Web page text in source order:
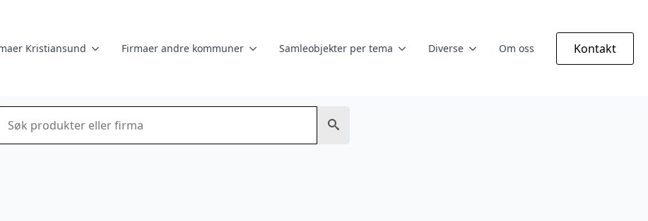
Kristiansund Firmaer andre kommuner Samleobjekter per tema Diverse Om oss Kontakt